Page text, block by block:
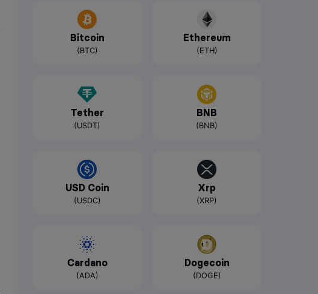
Bitcoin
(BTC)
Ethereum
(ETH)
Tether
(USDT)
BNB
(BNB)
USD Coin
(USDC)
Xrp
(XRP)
Cardano
(ADA)
Dogecoin
(DOGE)